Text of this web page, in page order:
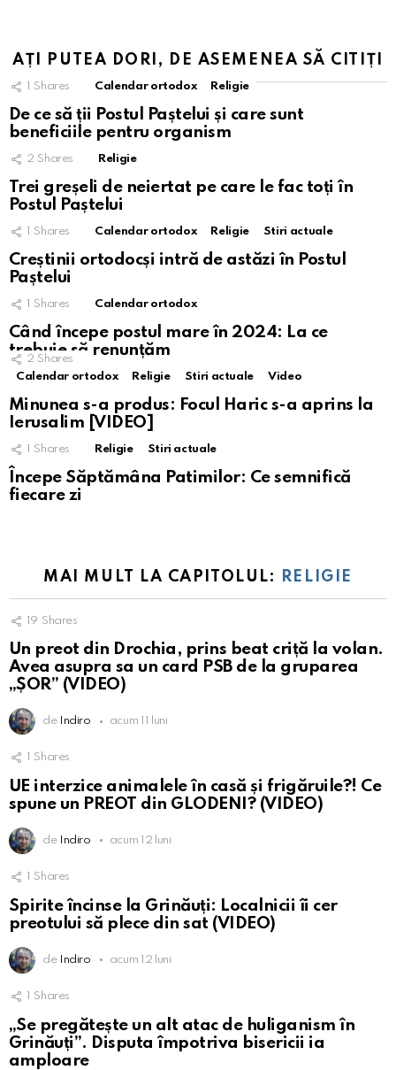
AȚI PUTEA DORI, DE ASEMENEA SĂ CITIȚI
1 Shares Calendar ortodox Religie
De ce să ții Postul Paștelui și care sunt
beneficiile pentru organism
2 Shares Religie
Trei greșeli de neiertat pe care le fac toți în
Postul Paștelui
1 Shares Calendar ortodox Religie Stiri actuale
Creștinii ortodocși intră de astăzi în Postul
Paștelui
1 Shares Calendar ortodox
Când începe postul mare în 2024: La ce
trebuie să renunțăm
2 Shares
Calendar ortodox
Religie Stiri actuale Video
Minunea s-a produs: Focul Haric s-a aprins la
Ierusalim [VIDEO]
1 Shares Religie Stiri actuale
Începe Săptămâna Patimilor: Ce semnifică
fiecare zi
MAI MULT LA CAPITOLUL: RELIGIE
19 Shares
Un preot din Drochia, prins beat criță la volan.
Avea asupra sa un card PSB de la gruparea
„ȘOR” (VIDEO)
de Indiro acum 11 luni
Shares
UE interzice animalele în casă și frigăruile?! Ce
spune un PREOT din GLODENI? (VIDEO)
de Indiro acum 12 luni
1 Shares
Spirite încinse la Grinăuți: Localnicii îi cer
preotului să plece din sat (VIDEO)
de Indiro acum 12 luni
1 Shares
„Se pregătește un alt atac de huliganism în
Grinăuți”. Disputa împotriva bisericii ia
amploare